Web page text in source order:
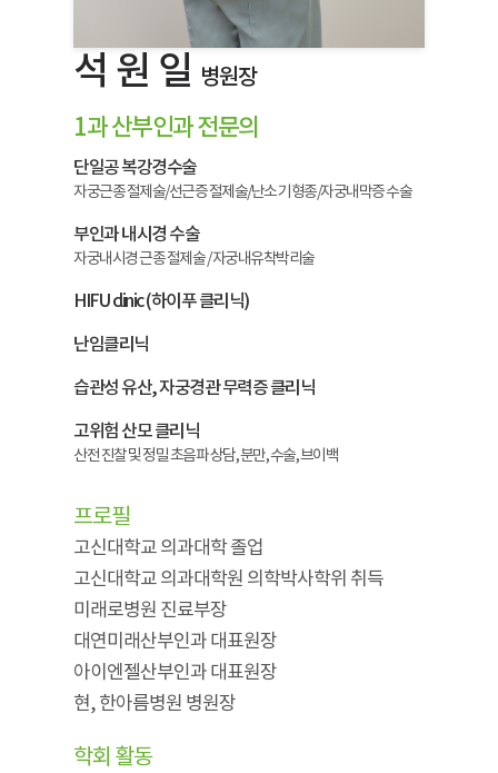
석 원 일 병원장
1과 산부인과 전문의
단일공 복강경수술
자궁근종 절제술/선근증 절제술/난소 기형종/자궁내막증 수술
부인과 내시경 수술
자궁내시경 근종 절제술 / 자궁내유착박리술
HIFU clinic (하이푸 클리닉)
난임클리닉
습관성 유산, 자궁경관 무력증 클리닉
고위험 산모 클리닉
산전 진찰 및 정밀 초음파 상담, 분만, 수술, 브이백
프로필
고신대학교 의과대학 졸업
고신대학교 의과대학원 의학박사학위 취득
미래로병원 진료부장
대연미래산부인과 대표원장
아이엔젤산부인과 대표원장
현, 한아름병원 병원장
학회 활동